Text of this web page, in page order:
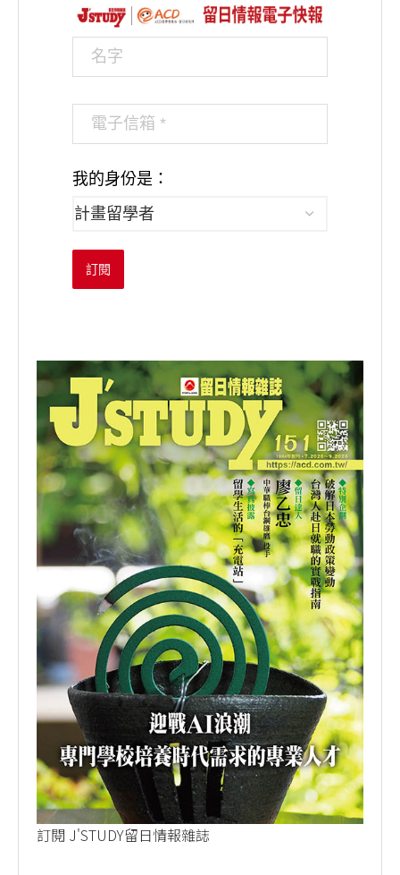
我的身份是：
訂閱
訂閱 J'STUDY留日情報雜誌